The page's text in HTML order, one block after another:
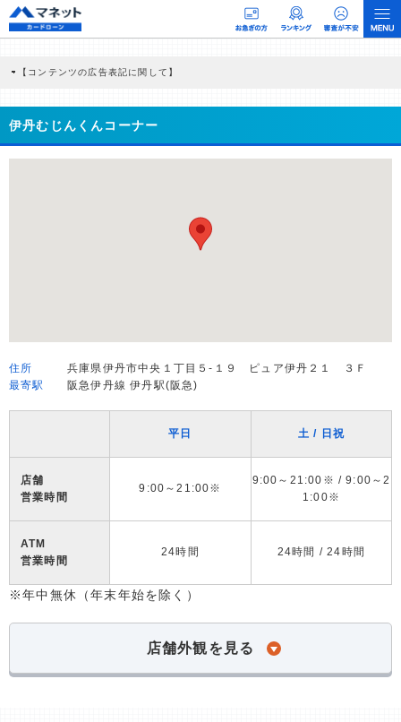
【コンテンツの広告表記に関して】
商品を根拠なくPRするものではなく、当編集部の調査／ユーザーへの口コミ収集な
どに基づき、公平性を担保した情報提供を行っています。
>提携企業一覧
伊丹むじんくんコーナー
住所
兵庫県伊丹市中央１丁目５-１９ ピュア伊丹２１ ３Ｆ
最寄駅
阪急伊丹線 伊丹駅(阪急)
平日 土 / 日祝
店舗
営業時間
9:00～21:00※
9:00～21:00※ / 9:00～2
1:00※
ATM
営業時間
24時間 24時間 / 24時間
※年中無休（年末年始を除く）
店舗外観を見る